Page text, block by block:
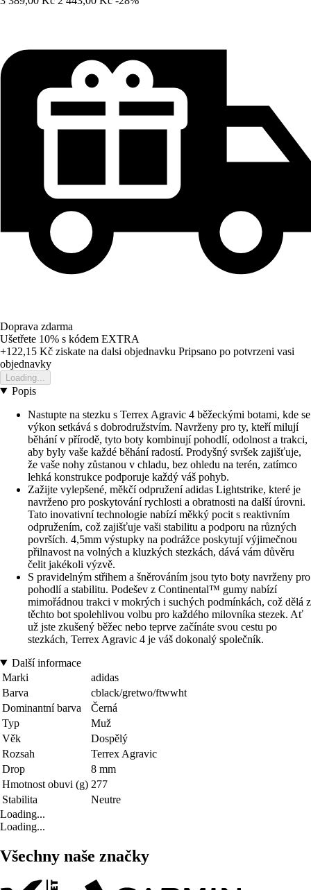
Doprava zdarma
Ušetřete 10% s kódem EXTRA
+122,15 Kč ziskate na dalsi objednavku Pripsano po potvrzeni vasi
objednavky
Loading...
Popis
Nastupte na stezku s Terrex Agravic 4 běžeckými botami, kde se
výkon setkává s dobrodružstvím. Navrženy pro ty, kteří milují
běhání v přírodě, tyto boty kombinují pohodlí, odolnost a trakci,
aby byly vaše každé běhání radostí. Prodyšný svršek zajišťuje,
že vaše nohy zůstanou v chladu, bez ohledu na terén, zatímco
lehká konstrukce podporuje každý váš pohyb.
Zažijte vylepšené, měkčí odpružení adidas Lightstrike, které je
navrženo pro poskytování rychlosti a obratnosti na další úrovni.
Tato inovativní technologie nabízí měkký pocit s reaktivním
odpružením, což zajišťuje vaši stabilitu a podporu na různých
površích. 4,5mm výstupky na podrážce poskytují výjimečnou
přilnavost na volných a kluzkých stezkách, dává vám důvěru
čelit jakékoli výzvě.
S pravidelným střihem a šněrováním jsou tyto boty navrženy pro
pohodlí a stabilitu. Podešev z Continental™ gumy nabízí
mimořádnou trakci v mokrých i suchých podmínkách, což dělá z
těchto bot spolehlivou volbu pro každého milovníka stezek. Ať
už jste zkušený běžec nebo teprve začínáte svou cestu po
stezkách, Terrex Agravic 4 je váš dokonalý společník.
Další informace
Marki
adidas
Barva
cblack/gretwo/ftwwht
Dominantní barva
Černá
Typ
Muž
Věk
Dospělý
Rozsah
Terrex Agravic
Drop
8 mm
Hmotnost obuvi (g) 277
Stabilita
Neutre
Loading...
Loading...
Všechny naše značky